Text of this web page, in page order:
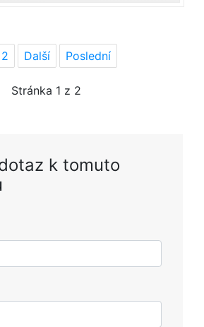
2 Další Poslední
Stránka 1 z 2
k tomuto